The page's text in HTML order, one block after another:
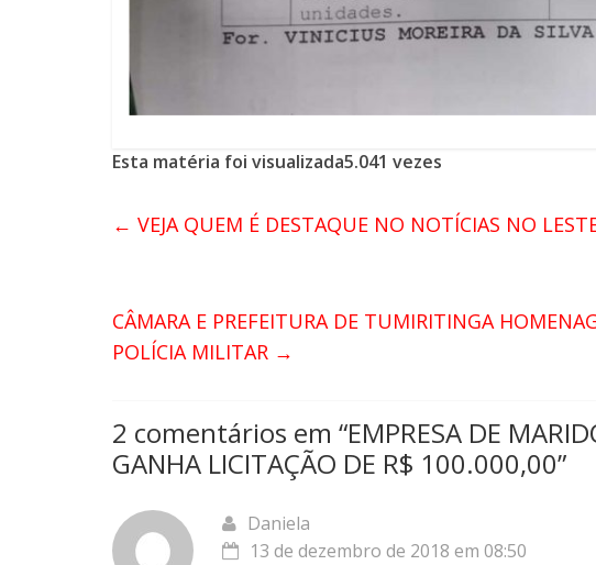
Esta matéria foi visualizada5.041 vezes
← VEJA QUEM É DESTAQUE NO NOTÍCIAS NO
CÂMARA E PREFEITURA DE TUMIRITINGA
POLÍCIA MILITAR →
2 comentários em “EMPRESA DE
GANHA LICITAÇÃO DE R$ 100.000,00”
Daniela
13 de dezembro de 2018 em 08:50